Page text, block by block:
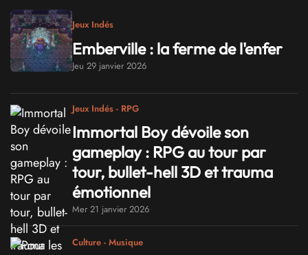
Jeux Indés
Emberville : la ferme de l'enfer
Jeu 29 janvier 2026
Jeux Indés - RPG
Immortal Boy dévoile son
gameplay : RPG au tour par
tour, bullet-hell 3D et trauma
émotionnel
Mer 21 janvier 2026
Culture - Musique